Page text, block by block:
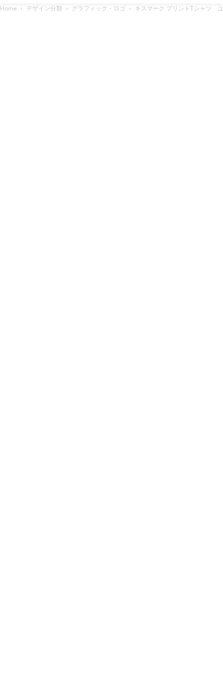
Home デザイン分類 グラフィック・ロゴ キスマーク プリントTシャツ